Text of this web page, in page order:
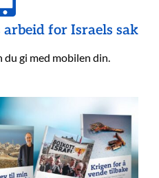
for Israels sak
gi med mobilen din.